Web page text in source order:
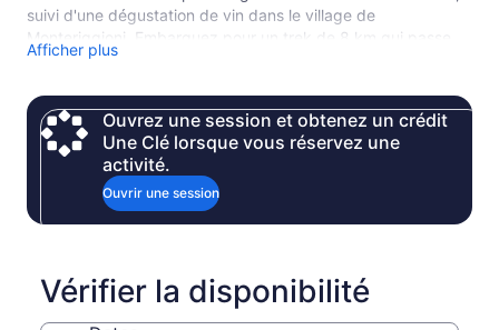
suivi d'une dégustation de vin dans le village de
Monteriggioni. Embarquez pour un trek de 8 km qui passe
au cœur de la campagne toscane, devant des châteaux
fois arrivé au village médiéval fortifié de Monteriggioni,
récompensez-vous lors d'une séance de dégustation de vin,
où vous siroterez 3 - 4 vins locaux différents, biologiques.
Retour à Sienne à votre guise en bus (billets de bus fournis).
Afficher plus
Ouvrez une session et obtenez un crédit
Une Clé lorsque vous réservez une
activité.
Ouvrir une session
Vérifier la disponibilité